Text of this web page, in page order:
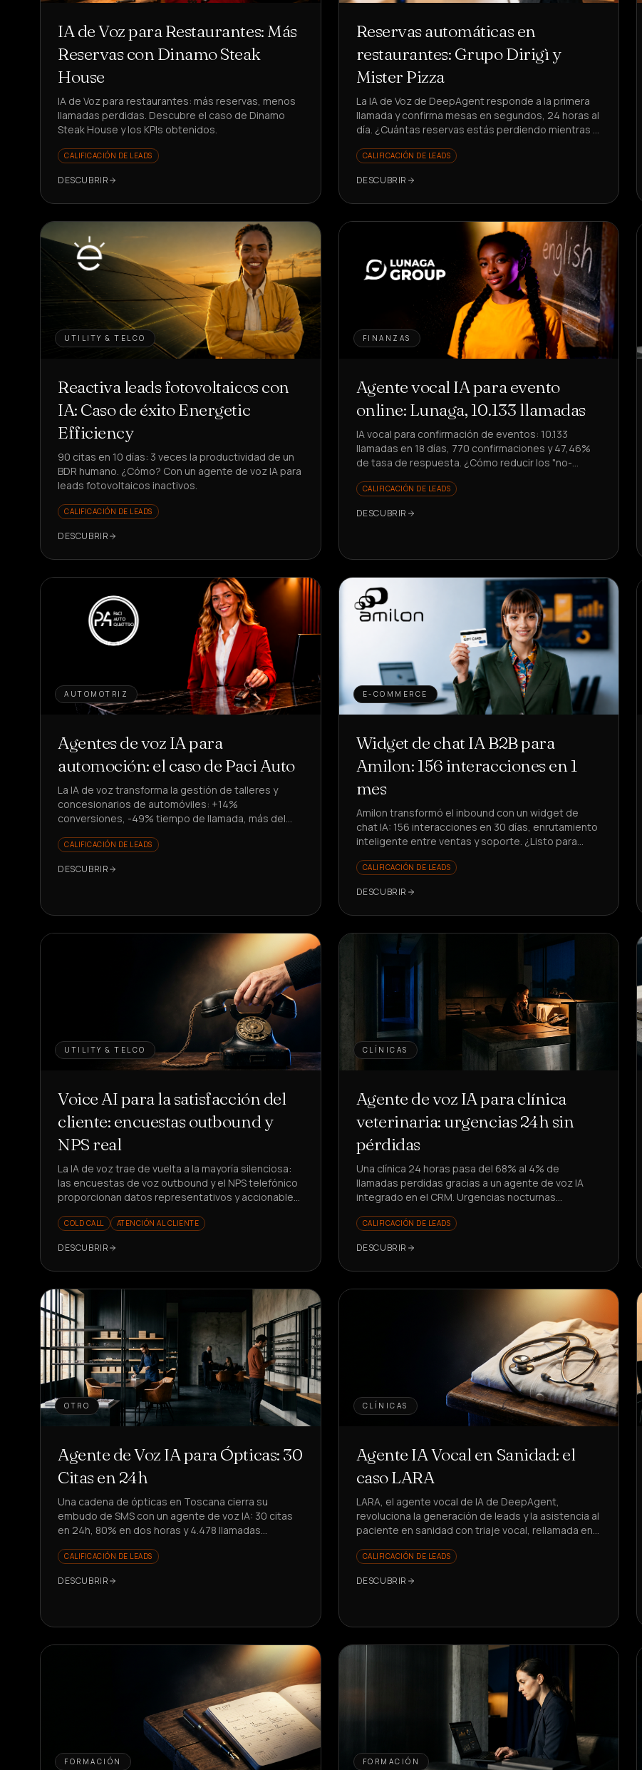
IA de Voz para Restaurantes: Más
Reservas con Dinamo Steak
House
IA de Voz para restaurantes: más reservas, menos
llamadas perdidas. Descubre el caso de Dinamo
Steak House y los KPIs obtenidos.
CALIFICACIÓN DE LEADS
DESCUBRIR
Reservas automáticas en
restaurantes: Grupo Dirigì y
Mister Pizza
La IA de Voz de DeepAgent responde a la primera
llamada y confirma mesas en segundos, 24 horas al
día. ¿Cuántas reservas estás perdiendo mientras el
CALIFICACIÓN DE LEADS
DESCUBRIR
UTILITY & TELCO
Reactiva leads fotovoltaicos con
IA: Caso de éxito Energetic
Efficiency
90 citas en 10 días: 3 veces la productividad de un
BDR humano. ¿Cómo? Con un agente de voz IA para
leads fotovoltaicos inactivos.
CALIFICACIÓN DE LEADS
DESCUBRIR
FINANZAS
Agente vocal IA para evento
online: Lunaga, 10.133 llamadas
IA vocal para confirmación de eventos: 10.133
llamadas en 18 días, 770 confirmaciones y 47,46%
de tasa de respuesta. ¿Cómo reducir los "no-
CALIFICACIÓN DE LEADS
DESCUBRIR
AUTOMOTRIZ
Agentes de voz IA para
automoción: el caso de Paci Auto
La IA de voz transforma la gestión de talleres y
concesionarios de automóviles: +14%
conversiones, -49% tiempo de llamada, más del
contratar?
CALIFICACIÓN DE LEADS
DESCUBRIR
E-COMMERCE
Widget de chat IA B2B para
Amilon: 156 interacciones en 1
mes
Amilon transformó el inbound con un widget de
chat IA: 156 interacciones en 30 días, enrutamiento
inteligente entre ventas y soporte. ¿Listo para
CALIFICACIÓN DE LEADS
DESCUBRIR
UTILITY & TELCO
Voice AI para la satisfacción del
cliente: encuestas outbound y
NPS real
La IA de voz trae de vuelta a la mayoría silenciosa:
las encuestas de voz outbound y el NPS telefónico
proporcionan datos representativos y accionables.
COLD CALL ATENCIÓN AL CLIENTE
DESCUBRIR
CLÍNICAS
Agente de voz IA para clínica
veterinaria: urgencias 24h sin
pérdidas
Una clínica 24 horas pasa del 68% al 4% de
llamadas perdidas gracias a un agente de voz IA
integrado en el CRM. Urgencias nocturnas
CALIFICACIÓN DE LEADS
DESCUBRIR
OTRO
Agente de Voz IA para Ópticas: 30
Citas en 24h
Una cadena de ópticas en Toscana cierra su
embudo de SMS con un agente de voz IA: 30 citas
en 24h, 80% en dos horas y 4.478 llamadas
CALIFICACIÓN DE LEADS
DESCUBRIR
CLÍNICAS
Agente IA Vocal en Sanidad: el
caso LARA
LARA, el agente vocal de IA de DeepAgent,
revoluciona la generación de leads y la asistencia al
paciente en sanidad con triaje vocal, rellamada en
CALIFICACIÓN DE LEADS
DESCUBRIR
FORMACIÓN FORMACIÓN